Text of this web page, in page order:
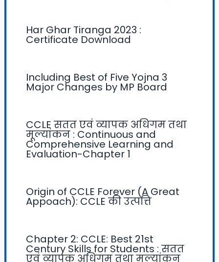
Har Ghar Tiranga 2023 :
Certificate Download
Including Best of Five Yojna 3
Major Changes by MP Board
CCLE सतत एवं व्यापक अधिगम तथा
मूल्यांकन : Continuous and
Comprehensive Learning and
Evaluation-Chapter 1
Origin of CCLE Forever (A Great
Appoach): CCLE की उत्पत्ति
Chapter 2: CCLE: Best 21st
Century Skills for Students : सतत
एवं व्यापक अधिगम तथा मूल्यांकन